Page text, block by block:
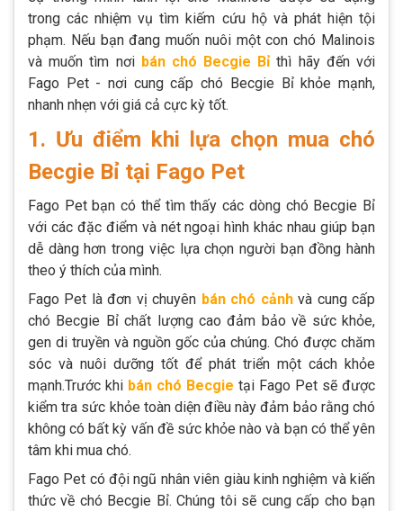
trong các nhiệm vụ tìm kiếm cứu hộ và phát hiện tội
phạm. Nếu bạn đang muốn nuôi một con chó Malinois
và muốn tìm nơi bán chó Becgie Bỉthì hãy đến với
Fago Pet - nơi cung cấp chó Becgie Bỉ khỏe mạnh,
nhanh nhẹn với giá cả cực kỳ tốt.
1. Ưu điểm khi lựa chọn mua chó
Becgie Bỉ tại Fago Pet
Fago Pet bạn có thể tìm thấy các dòng chó Becgie Bỉ
với các đặc điểm và nét ngoại hình khác nhau giúp bạn
dễ dàng hơn trong việc lựa chọn người bạn đồng hành
theo ý thích của mình.
Fago Pet là đơn vị chuyên bán chó cảnhvà cung cấp
chó Becgie Bỉ chất lượng cao đảm bảo về sức khỏe,
gen di truyền và nguồn gốc của chúng. Chó được chăm
sóc và nuôi dưỡng tốt để phát triển một cách khỏe
mạnh.Trước khi bán chó Becgie tại Fago Pet sẽ được
kiểm tra sức khỏe toàn diện điều này đảm bảo rằng chó
không có bất kỳ vấn đề sức khỏe nào và bạn có thể yên
tâm khi mua chó.
Fago Pet có đội ngũ nhân viên giàu kinh nghiệm và kiến
thức về chó Becgie Bỉ. Chúng tôi sẽ cung cấp cho bạn